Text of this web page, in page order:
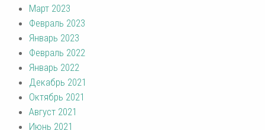
Март 2023
Февраль 2023
Январь 2023
Февраль 2022
Январь 2022
Декабрь 2021
Октябрь 2021
Август 2021
Июнь 2021